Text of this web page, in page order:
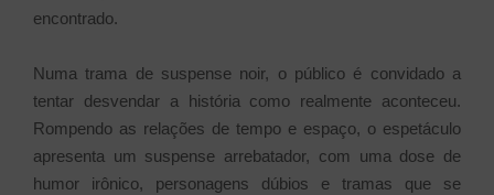
encontrado.
Numa trama de suspense noir, o público é convidado a
tentar desvendar a história como realmente aconteceu.
Rompendo as relações de tempo e espaço, o espetáculo
apresenta um suspense arrebatador, com uma dose de
humor irônico, personagens dúbios e tramas que se